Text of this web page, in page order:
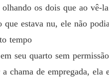
os dois que ao vê-la
estava nu, ele não
tempo
seu quarto sem
chama de empregada, ela